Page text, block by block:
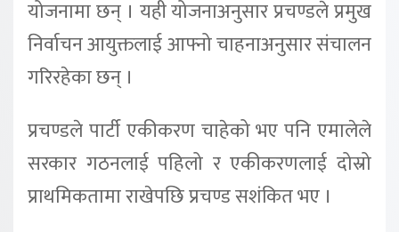
योजनामा छन् । यही योजनाअनुसार प्रचण्डले प्रमुख
निर्वाचन आयुक्तलाई आफ्नो चाहनाअनुसार संचालन
गरिरहेका छन् ।
प्रचण्डले पार्टी एकीकरण चाहेको भए पनि एमालेले
सरकार गठनलाई पहिलो र एकीकरणलाई दोस्रो
प्राथमिकतामा राखेपछि प्रचण्ड सशंकित भए ।